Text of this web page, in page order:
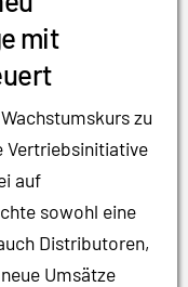
mit
zu
Vertriebsinitiative
auf
sowohl eine
Distributoren,
Umsätze